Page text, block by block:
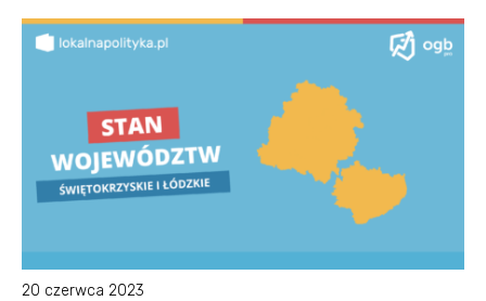
20 czerwca 2023